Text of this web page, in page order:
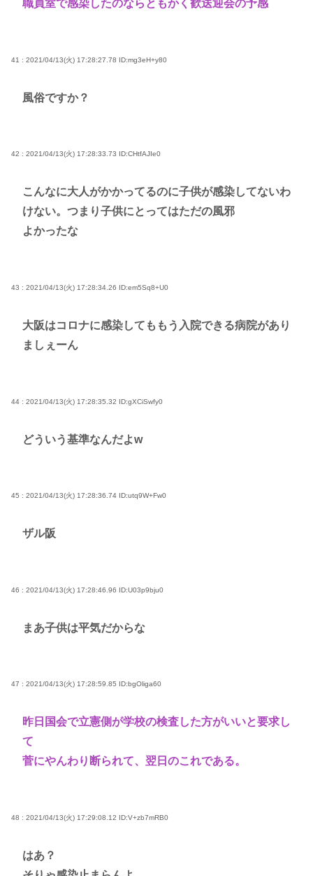
職員室で感染したのならともかく歓送迎会の予感
41 : 2021/04/13(火) 17:28:27.78 ID:mg3eH+y80
風俗ですか？
42 : 2021/04/13(火) 17:28:33.73 ID:CHtfAJIe0
こんなに大人がかかってるのに子供が感染してないわ
けない。つまり子供にとってはただの風邪
よかったな
43 : 2021/04/13(火) 17:28:34.26 ID:em5Sq8+U0
大阪はコロナに感染してももう入院できる病院があり
ましぇーん
44 : 2021/04/13(火) 17:28:35.32 ID:gXCiSwfy0
どういう基準なんだよw
45 : 2021/04/13(火) 17:28:36.74 ID:utq9W+Fw0
ザル阪
46 : 2021/04/13(火) 17:28:46.96 ID:U03p9bju0
まあ子供は平気だからな
47 : 2021/04/13(火) 17:28:59.85 ID:bgOliga60
昨日国会で立憲側が学校の検査した方がいいと要求し
て
菅にやんわり断られて、翌日のこれである。
48 : 2021/04/13(火) 17:29:08.12 ID:V+zb7mRB0
はあ？